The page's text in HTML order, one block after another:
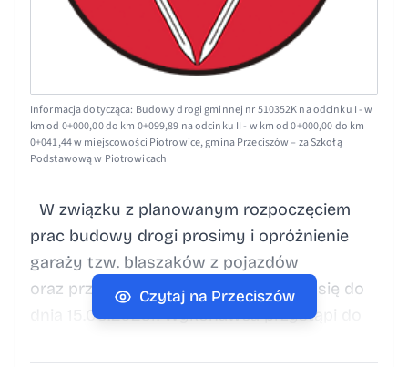
Informacja dotycząca: Budowy drogi gminnej nr 510352K na odcinku I - w
km od 0+000,00 do km 0+099,89 na odcinku II - w km od 0+000,00 do km
0+041,44 w miejscowości Piotrowice, gmina Przeciszów – za Szkołą
Podstawową w Piotrowicach
W związku z planowanym rozpoczęciem
prac budowy drogi prosimy i opróżnienie
garaży tzw. blaszaków z pojazdów
oraz przedmiotów tam znajdujących się do
dnia 15.06.2026r. Wykonawca przystąpi do
Czytaj na Przeciszów